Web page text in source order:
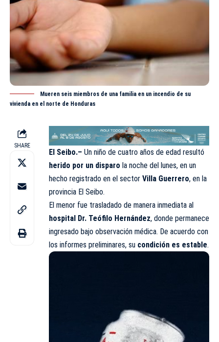
Mueren seis miembros de una familia en un incendio de su
vivienda en el norte de Honduras
SHARE
El Seibo.– Un niño de cuatro años de edad resultó
herido por un disparo la noche del lunes, en un
hecho registrado en el sector Villa Guerrero, en la
provincia El Seibo.
El menor fue trasladado de manera inmediata al
hospital Dr. Teófilo Hernández, donde permanece
ingresado bajo observación médica. De acuerdo con
los informes preliminares, su condición es estable.